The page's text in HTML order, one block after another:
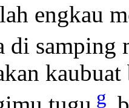
engkau
di
g